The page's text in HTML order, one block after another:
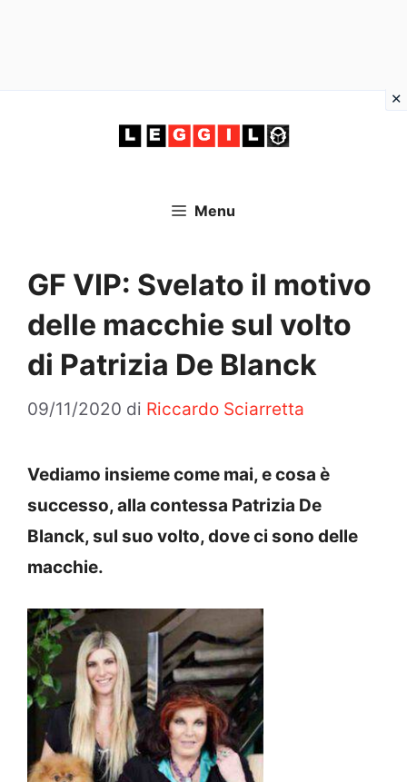
Menu
GF VIP: Svelato il motivo
delle macchie sul volto
di Patrizia De Blanck
09/11/2020 di Riccardo Sciarretta
Vediamo insieme come mai, e cosa è
successo, alla contessa Patrizia De
Blanck, sul suo volto, dove ci sono delle
macchie.